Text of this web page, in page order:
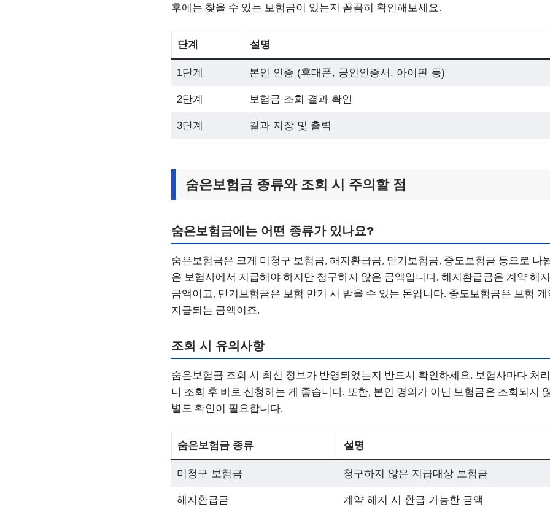
후에는 찾을 수 있는 보험금이 있는지 꼼꼼히 확인해보세요.
단계 설명
1단계 본인 인증 (휴대폰, 공인인증서, 아이핀 등)
2단계 보험금 조회 결과 확인
3단계 결과 저장 및 출력
숨은보험금 종류와 조회 시 주의할 점
숨은보험금에는 어떤 종류가 있나요?
숨은보험금은 크게 미청구 보험금, 해지환급금, 만기보험금, 중도보험금 등으로 나
은 보험사에서 지급해야 하지만 청구하지 않은 금액입니다. 해지환급금은 계약 해
금액이고, 만기보험금은 보험 만기 시 받을 수 있는 돈입니다. 중도보험금은 보험
지급되는 금액이죠.
조회 시 유의사항
숨은보험금 조회 시 최신 정보가 반영되었는지 반드시 확인하세요. 보험사마다 처
니 조회 후 바로 신청하는 게 좋습니다. 또한, 본인 명의가 아닌 보험금은 조회되지
별도 확인이 필요합니다.
숨은보험금 종류 설명
미청구 보험금 청구하지 않은 지급대상 보험금
해지환급금 계약 해지 시 환급 가능한 금액